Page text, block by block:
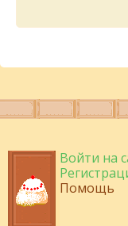
Войти на
Помощь